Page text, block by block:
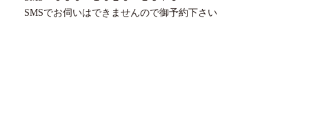
SMSでお伺いはできませんので御予約下さい